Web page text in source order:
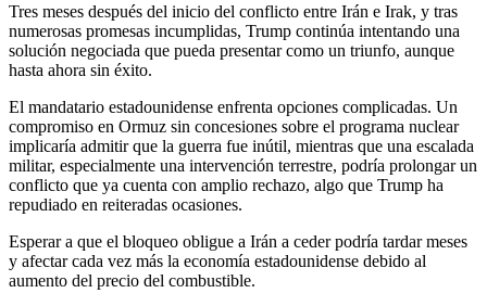
Tres meses después del inicio del conflicto entre Irán e Irak, y tras
numerosas promesas incumplidas, Trump continúa intentando una
solución negociada que pueda presentar como un triunfo, aunque
hasta ahora sin éxito.
El mandatario estadounidense enfrenta opciones complicadas. Un
compromiso en Ormuz sin concesiones sobre el programa nuclear
implicaría admitir que la guerra fue inútil, mientras que una escalada
militar, especialmente una intervención terrestre, podría prolongar un
conflicto que ya cuenta con amplio rechazo, algo que Trump ha
repudiado en reiteradas ocasiones.
Esperar a que el bloqueo obligue a Irán a ceder podría tardar meses
y afectar cada vez más la economía estadounidense debido al
aumento del precio del combustible.